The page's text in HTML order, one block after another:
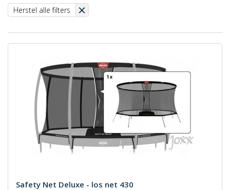
Herstel alle filters
Safety Net Deluxe - los net 430